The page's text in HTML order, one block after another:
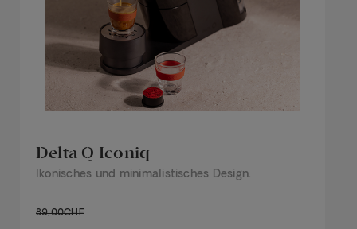
Delta Q Iconiq
Ikonisches und minimalistisches Design.
89,00CHF